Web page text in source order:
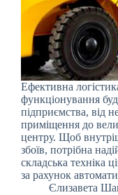
Ефективна
функціонування
підприємства, від
приміщення до
центру. Щоб
збоїв, потрібна
складська техніка
за рахунок
Єлизавета